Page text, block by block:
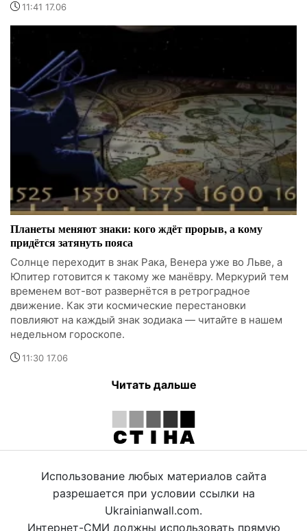
11:41 17.06
Планеты меняют знаки: кого ждёт прорыв, а кому
придётся затянуть пояса
Солнце переходит в знак Рака, Венера уже во Льве, а
Юпитер готовится к такому же манёвру. Меркурий тем
временем вот-вот развернётся в ретроградное
движение. Как эти космические перестановки
повлияют на каждый знак зодиака — читайте в нашем
недельном гороскопе.
11:30 17.06
Читать дальше
Использование любых материалов сайта
разрешается при условии ссылки на
Ukrainianwall.com.
Интернет-СМИ должны использовать прямую